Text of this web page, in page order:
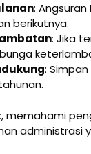
:
berikutnya.
: Jika
:
memahami